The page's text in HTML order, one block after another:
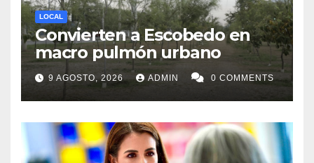
LOCAL
Convierten a Escobedo en
macro pulmón urbano
9 AGOSTO, 2026 ADMIN 0 COMMENTS